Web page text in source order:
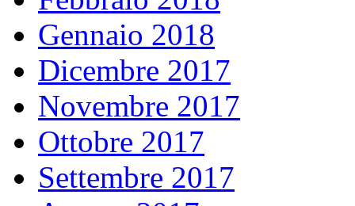
Gennaio 2018
Dicembre 2017
Novembre 2017
Ottobre 2017
Settembre 2017